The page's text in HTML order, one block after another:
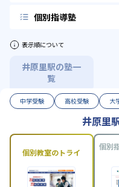
個別指導塾
表示順について
井原里駅の塾一
覧
中学受験 高校受験 大
井原里
個別教室のトライ
個別